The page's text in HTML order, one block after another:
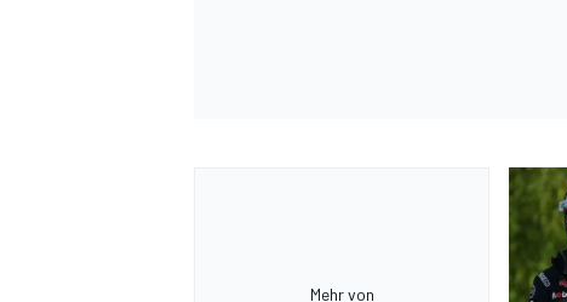
Mehr von